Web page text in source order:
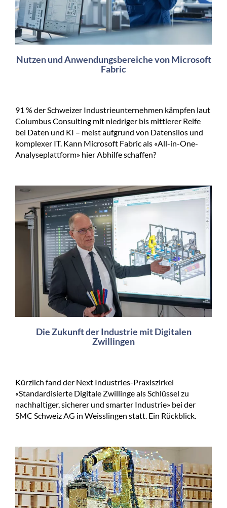
Nutzen und Anwendungsbereiche von Microsoft
Fabric
91 % der Schweizer Industrieunternehmen kämpfen laut
Columbus Consulting mit niedriger bis mittlerer Reife
bei Daten und KI – meist aufgrund von Datensilos und
komplexer IT. Kann Microsoft Fabric als «All-in-One-
Analyseplattform» hier Abhilfe schaffen?
Die Zukunft der Industrie mit Digitalen
Zwillingen
Kürzlich fand der Next Industries-Praxiszirkel
«Standardisierte Digitale Zwillinge als Schlüssel zu
nachhaltiger, sicherer und smarter Industrie» bei der
SMC Schweiz AG in Weisslingen statt. Ein Rückblick.